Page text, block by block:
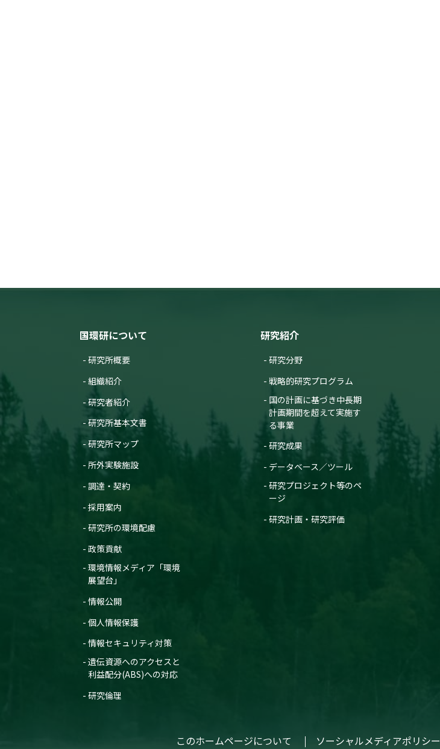
国環研について
研究所概要
組織紹介
研究者紹介
研究所基本文書
研究所マップ
所外実験施設
調達・契約
採用案内
研究所の環境配慮
政策貢献
環境情報メディア「環境
展望台」
情報公開
個人情報保護
情報セキュリティ対策
遺伝資源へのアクセスと
利益配分(ABS)への対応
研究倫理
研究紹介
研究分野
戦略的研究プログラム
国の計画に基づき中長期
計画期間を超えて実施す
る事業
研究成果
データベース／ツール
研究プロジェクト等のペ
ージ
研究計画・研究評価
このホームページについて ソーシャルメディアポリシー